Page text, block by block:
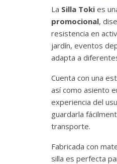
La Silla Toki es
promocional,
resistencia en
jardín, eventos
adapta a
Cuenta con una
así como asiento
experiencia del
guardarla
transporte.
Fabricada con
silla es perfecta